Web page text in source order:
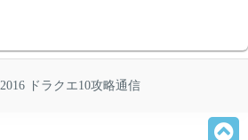
ドラクエ10攻略通信